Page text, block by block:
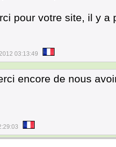
pour votre site, il y a
03:13:49
encore de nous